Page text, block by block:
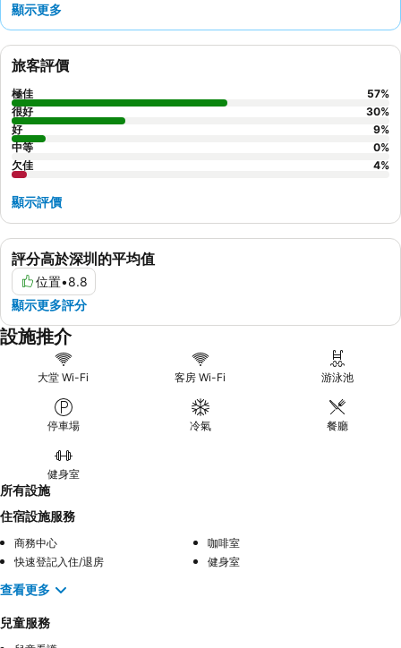
顯示更多
評分高於深圳的平均值
位置•8.8
顯示更多評分
旅客評價
極佳 57%
很好
30%
好
9%
中等
0%
欠佳
4%
顯示評價
設施推介
大堂 Wi-Fi 客房 Wi-Fi 游泳池
停車場 冷氣 餐廳
健身室
所有設施
住宿設施服務
商務中心
咖啡室
快速登記入住/退房
健身室
查看更多
兒童服務